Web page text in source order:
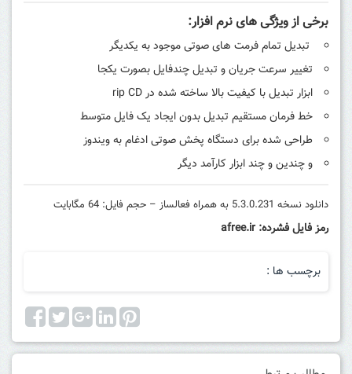
برخی از ویژگی های نرم افزار:
تبدیل تمام فرمت های صوتی موجود به یکدیگر
تغییر سرعت جریان و تبدیل چندفایل بصورت یکجا
ابزار تبدیل با کیفیت بالا ساخته شده در rip CD
خط فرمان مستقیم تبدیل بدون ایجاد یک فایل متوسط
طراحی شده برای دستگاه پخش صوتی ادغام به ویندوز
و چندین و چند ابزار کارآمد دیگر
دانلود نسخه 5.3.0.231 به همراه فعالساز – حجم فایل: 64 مگابایت
رمز فایل فشرده: afree.ir
برچسب ها :